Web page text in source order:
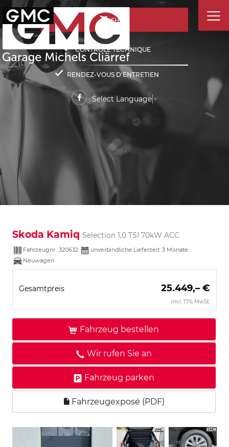
SHOP
CONTRÔLE TECHNIQUE
RENDEZ-VOUS D'ENTRETIEN
Select Language ▼
Skoda Kamiq Selection 1,0 TSI 70kW ACC
Fahrzeugnr.: 320632 unverbindliche Lieferzeit: 3 Monate
Neuwagen
Gesamtpreis 25.449,– €
incl. 17% MwSt.
Fahrzeug bestellen
Wir rufen Sie an
Fahrzeug parken
Fahrzeugexposé (PDF)